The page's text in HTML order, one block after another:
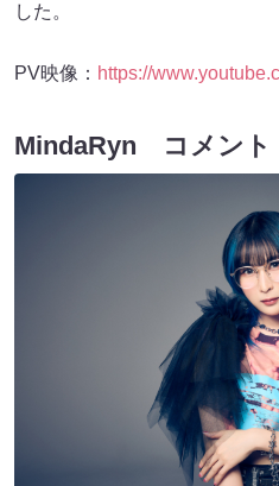
した。
PV映像： https://
MindaRyn コメント